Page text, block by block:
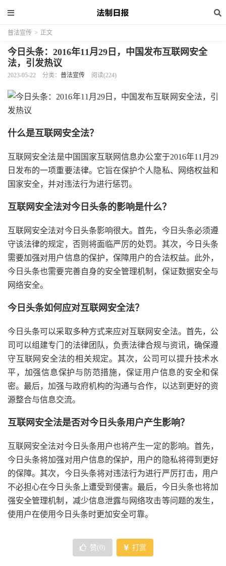
普法宣传 > 正文
今日头条：2016年11月29日，中国发布互联网安全
法，引发热议
2023-05-22 分类： 普法宣传 阅读(224)
什么是互联网安全法？
互联网安全法是中国国家互联网信息办公室于2016年11月29
日发布的一项重要法律。它旨在保护个人隐私、网络权益和
国家安全，并对违法行为进行惩罚。
互联网安全法对今日头条的影响是什么？
互联网安全法对今日头条影响很大。首先，今日头条必须遵
守该法律的规定，否则将面临严厉的处罚。其次，今日头条
需要加强对用户信息的保护，保障用户的合法权益。此外，
今日头条也需要完善自身的安全管理机制，保证数据安全与
网络安全。
今日头条如何应对互联网安全法？
今日头条可以采取多种方式来应对互联网安全法。首先，公
司可以组建专门的法律团队，负责法律合规与资讯，确保遵
守互联网安全法的相关规定。其次，公司可以提升技术水
平，加强信息保护与防范措施，保证用户信息的安全和保
密。最后，加强与政府机构的沟通与合作，以达到更好的资
源整合与信息交流。
互联网安全法是否对今日头条用户产生影响？
互联网安全法对今日头条用户也将产生一定的影响。首先，
今日头条将加强对用户信息的保护，用户的隐私将得到更好
的保障。其次，今日头条将对违法行为进行严厉打击，用户
不必担心在今日头条上遭受到侵害。最后，今日头条也将加
强安全管理机制，减少信息泄露与网络攻击等问题的发生，
使用户在使用今日头条时更加安全可靠。
赞( 0 ) 打赏